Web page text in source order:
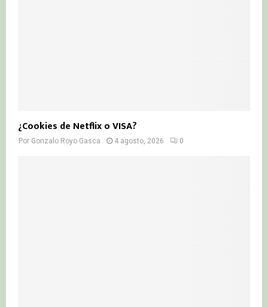
¿Cookies de Netflix o VISA?
Por Gonzalo Royo Gasca 4 agosto, 2026 0